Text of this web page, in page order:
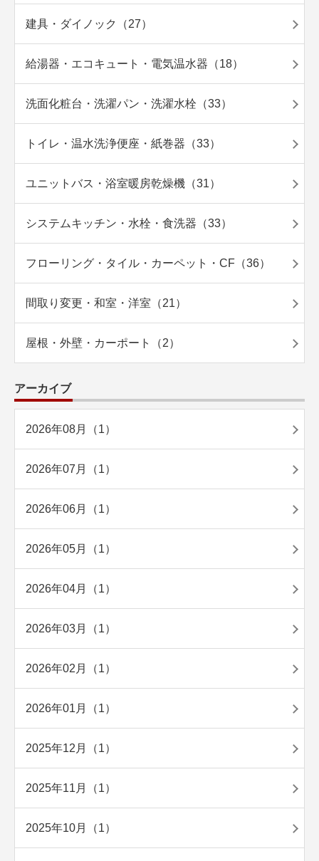
建具・ダイノック（27）
給湯器・エコキュート・電気温水器（18）
洗面化粧台・洗濯パン・洗濯水栓（33）
トイレ・温水洗浄便座・紙巻器（33）
ユニットバス・浴室暖房乾燥機（31）
システムキッチン・水栓・食洗器（33）
フローリング・タイル・カーペット・CF（36）
間取り変更・和室・洋室（21）
屋根・外壁・カーポート（2）
アーカイブ
2026年08月（1）
2026年07月（1）
2026年06月（1）
2026年05月（1）
2026年04月（1）
2026年03月（1）
2026年02月（1）
2026年01月（1）
2025年12月（1）
2025年11月（1）
2025年10月（1）